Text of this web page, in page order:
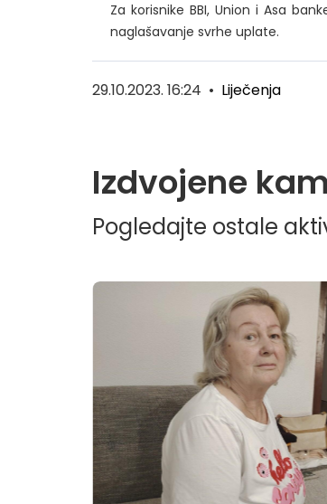
Za korisnike BBI, Union i Asa
naglašavanje svrhe uplate.
29.10.2023. 16:24 • Liječenja
Izdvojene
Pogledajte ostale